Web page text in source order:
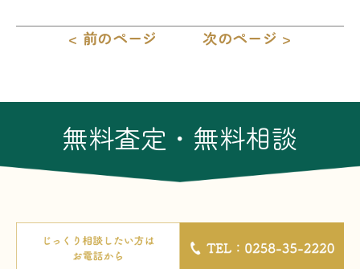
< 前のページ 次のページ >
無料査定・無料相談